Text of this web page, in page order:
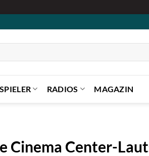
RADIOS MAGAZIN
Cinema Center-